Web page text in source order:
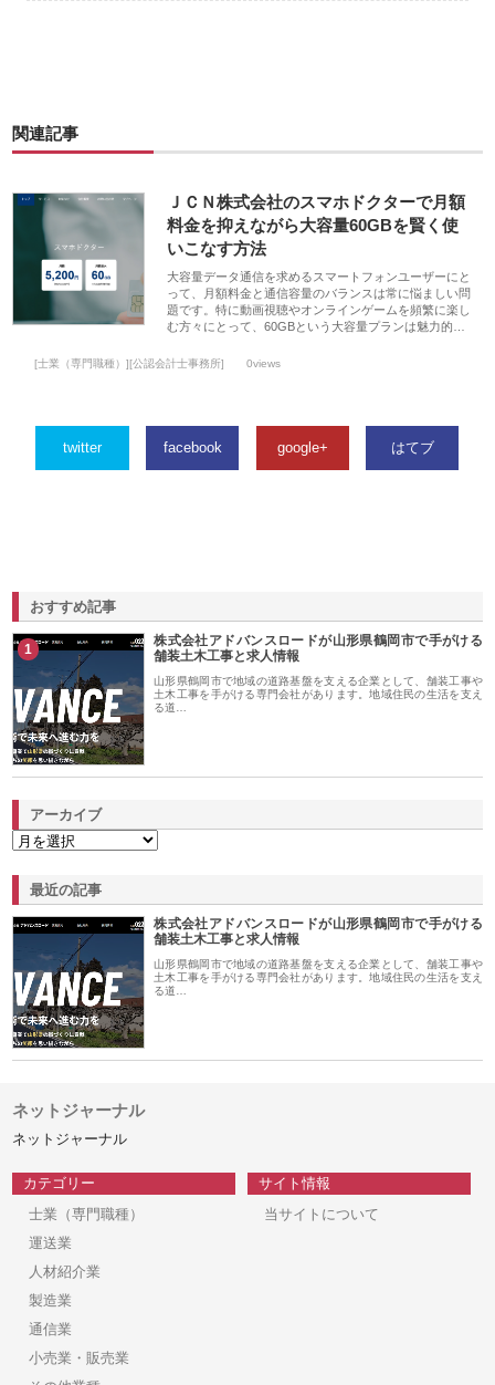
関連記事
ＪＣＮ株式会社のスマホドクターで月額
料金を抑えながら大容量60GBを賢く使
いこなす方法
大容量データ通信を求めるスマートフォンユーザーにと
って、月額料金と通信容量のバランスは常に悩ましい問
題です。特に動画視聴やオンラインゲームを頻繁に楽し
む方々にとって、60GBという大容量プランは魅力的…
[士業（専門職種）][公認会計士事務所] 0views
twitter facebook google+ はてブ
おすすめ記事
1
株式会社アドバンスロードが山形県鶴岡市で手がける
舗装土木工事と求人情報
山形県鶴岡市で地域の道路基盤を支える企業として、舗装工事や
土木工事を手がける専門会社があります。地域住民の生活を支え
る道…
アーカイブ
最近の記事
株式会社アドバンスロードが山形県鶴岡市で手がける
舗装土木工事と求人情報
山形県鶴岡市で地域の道路基盤を支える企業として、舗装工事や
土木工事を手がける専門会社があります。地域住民の生活を支え
る道…
ネットジャーナル
ネットジャーナル
カテゴリー
士業（専門職種）
運送業
人材紹介業
製造業
通信業
小売業・販売業
サイト情報
当サイトについて